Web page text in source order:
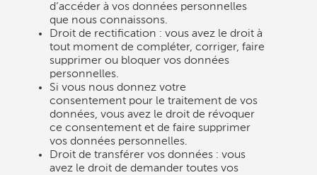
d’accéder à vos données personnelles
que nous connaissons.
Droit de rectification : vous avez le droit à
tout moment de compléter, corriger, faire
supprimer ou bloquer vos données
personnelles.
Si vous nous donnez votre
consentement pour le traitement de vos
données, vous avez le droit de révoquer
ce consentement et de faire supprimer
vos données personnelles.
Droit de transférer vos données : vous
avez le droit de demander toutes vos